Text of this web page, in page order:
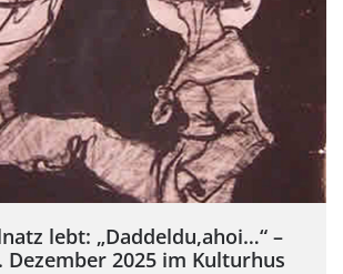
lebt: „Daddeldu,ahoi…“ –
Dezember 2025 im Kulturhus